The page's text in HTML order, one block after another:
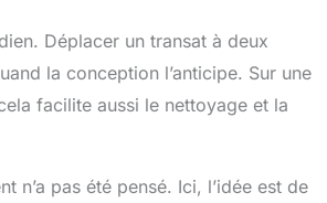
Déplacer un transat à deux
la conception l’anticipe. Sur une
facilite aussi le nettoyage et la
n’a pas été pensé. Ici, l’idée est de